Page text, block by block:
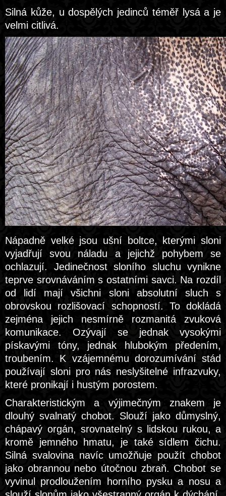
Silná kůže, u dospělých jedinců téměř lysá a je
velmi citlivá.
Nápadně velké jsou ušní boltce, kterými sloni
vyjadřují svou náladu a jejichž pohybem se
ochlazují. Jedinečnost sloního sluchu vynikne
teprve srovnáváním s ostatními savci. Na rozdíl
od lidí mají všichni sloni absolutní sluch s
obrovskou rozlišovací schopností. To dokládá
zejména jejich nesmírně rozmanitá zvuková
komunikace. Ozývají se jednak vysokými
pískavými tóny, jednak hlubokým předením,
troubením. K vzájemnému dorozumívání stád
používají sloni pro nás neslyšitelné infrazvuky,
které pronikají i hustým porostem.
Charakteristickým a výjimečným znakem je
dlouhý svalnatý chobot. Slouží jako důmyslný,
chápavý orgán, srovnatelný s lidskou rukou, a
kromě jemného hmatu, je také sídlem čichu.
Silná svalovina navíc umožňuje použít chobot
jako obrannou nebo útočnou zbraň. Chobot se
vyvinul prodloužením horního pysku a nosu a